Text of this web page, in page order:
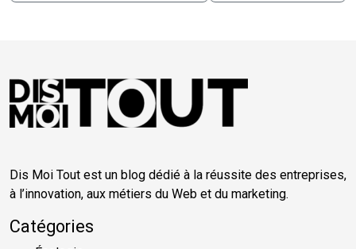
Dis Moi Tout est un blog dédié à la réussite des entreprises,
à l’innovation, aux métiers du Web et du marketing.
Catégories